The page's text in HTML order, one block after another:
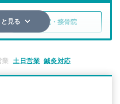
整骨院・接骨院
する
見る
業 土日営業 鍼灸対応